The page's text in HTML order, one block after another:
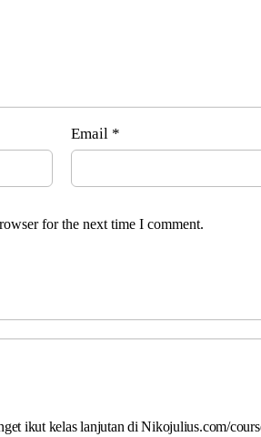
Email *
for the next time I comment.
ikut kelas lanjutan di Nikojulius.com/